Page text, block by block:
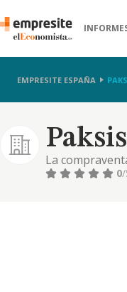
EMPRESITE ESPAÑA
La
fincas rústicas0/